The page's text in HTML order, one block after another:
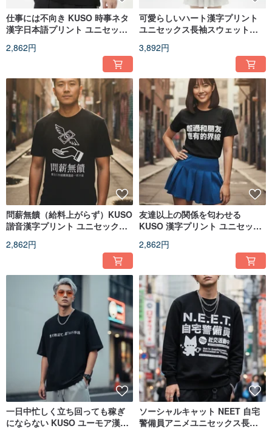
仕事には不向き KUSO 時事ネタ
漢字日本語プリント ユニセック
JJE10071
2,862円
可愛らしいハート漢字プリント
ユニセックス長袖スウェットシ
3,892円
問薪無饋（給料上がらず）KUSO
諧音漢字プリント ユニセックス
JJE10064
2,862円
友達以上の関係を匂わせる
KUSO 漢字プリント ユニセック
JJE10063
2,862円
一日中忙しく立ち回っても稼ぎ
にならない KUSO ユーモア漢字
ソーシャルキャット NEET 自宅
警備員アニメユニセックス長袖